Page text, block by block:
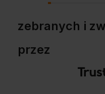
zebranych i
przez